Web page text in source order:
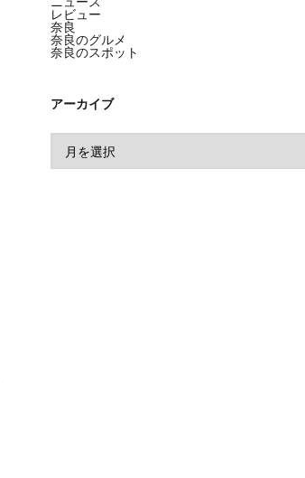
ニュース
レビュー
奈良
奈良のグルメ
奈良のスポット
アーカイブ